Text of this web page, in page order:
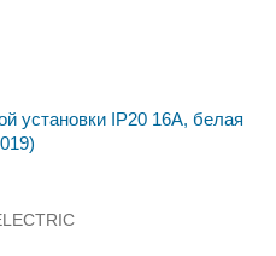
установки IP20 16А, белая